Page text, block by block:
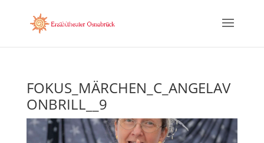
FOKUS_MÄRCHEN_C_ANGELAV
ONBRILL__9